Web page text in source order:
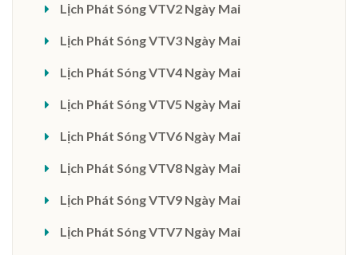
Lịch Phát Sóng VTV2 Ngày Mai
Lịch Phát Sóng VTV3 Ngày Mai
Lịch Phát Sóng VTV4 Ngày Mai
Lịch Phát Sóng VTV5 Ngày Mai
Lịch Phát Sóng VTV6 Ngày Mai
Lịch Phát Sóng VTV8 Ngày Mai
Lịch Phát Sóng VTV9 Ngày Mai
Lịch Phát Sóng VTV7 Ngày Mai